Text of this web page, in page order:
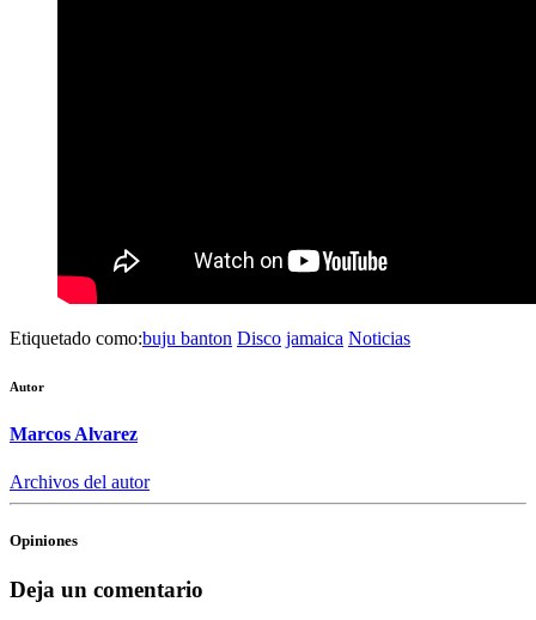
Etiquetado como:buju banton Disco jamaica Noticias
Autor
Marcos Alvarez
Archivos del autor
Opiniones
Deja un comentario